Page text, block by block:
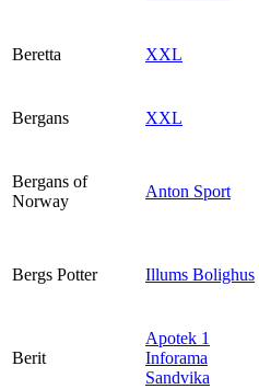
Beretta XXL
Bergans XXL
Bergans of
Norway
Anton Sport
Bergs Potter Illums Bolighus
Berit
Apotek 1
Inforama
Sandvika